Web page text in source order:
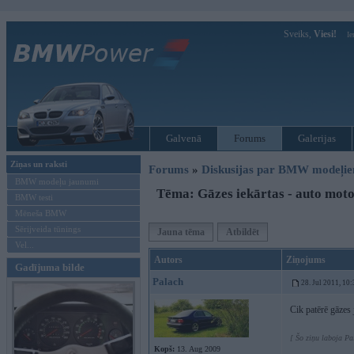
Sveiks, Viesi!
Galvenā Forums Galerijas
Ziņas un raksti
BMW modeļu jaunumi
BMW testi
Mēneša BMW
Sērijveida tūnings
Vel...
Gadījuma bilde
Forums » Diskusijas par BMW
Tēma: Gāzes iekārtas - auto
Jauna tēma Atbildēt
Autors Ziņojums
Palach 28. Jul 2011,
Kopš: 13. Aug 2009
Cik patērē
[ Šo ziņu laboja